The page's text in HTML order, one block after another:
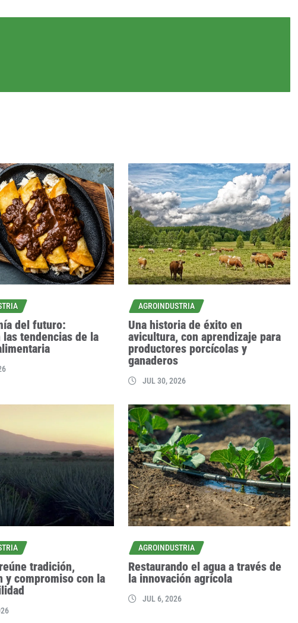
del futuro:
las tendencias de la
AGROINDUSTRIA
Una historia de éxito en
avicultura, con aprendizaje para
productores porcícolas y
ganaderos
JUL 30, 2026
tradición,
y compromiso con la
AGROINDUSTRIA
Restaurando el agua a través de
la innovación agrícola
JUL 6, 2026